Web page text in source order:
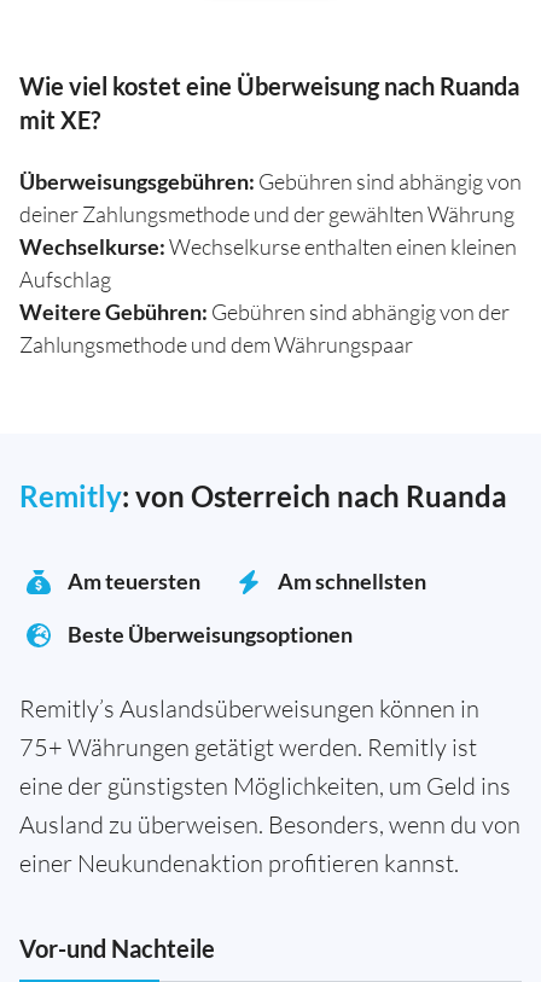
Wie viel kostet eine Überweisung nach Ruanda
mit XE?
Überweisungsgebühren: Gebühren sind abhängig von
deiner Zahlungsmethode und der gewählten Währung
Wechselkurse:Wechselkurse enthalten einen kleinen
Aufschlag
Weitere Gebühren: Gebühren sind abhängig von der
Zahlungsmethode und dem Währungspaar
Remitly: von Osterreich nach Ruanda
Am teuersten
Am schnellsten
Beste Überweisungsoptionen
Remitly’s Auslandsüberweisungen können in
75+ Währungen getätigt werden. Remitly ist
eine der günstigsten Möglichkeiten, um Geld ins
Ausland zu überweisen. Besonders, wenn du von
einer Neukundenaktion profitieren kannst.
Vor-und Nachteile